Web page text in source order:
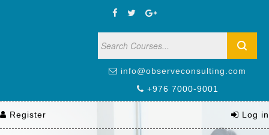
info@observeconsulting.com
+976 7000-9001
Register Log in